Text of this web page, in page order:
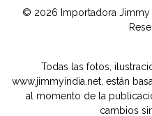
© 2026 Importadora Jimmy
Todas las fotos,
www.jimmyindia.net, están
al momento de la
cambios